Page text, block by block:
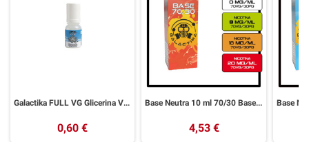
Galactika FULL VG Glicerina Vegetale 10 ml
0,60 €
Base Neutra 10 ml 70/30 Basetta Nicotina GALACTIKA
4,53 €